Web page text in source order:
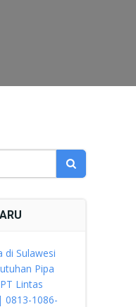
di Sulawesi
Pipa
Lintas
0813-1086-